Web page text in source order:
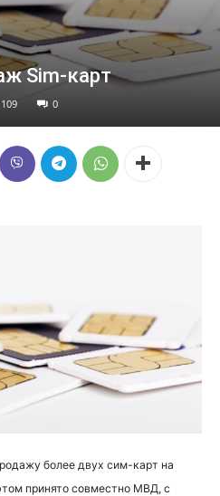
Sim-карт
109 0
более двух сим-карт на
принято совместно МВД, с